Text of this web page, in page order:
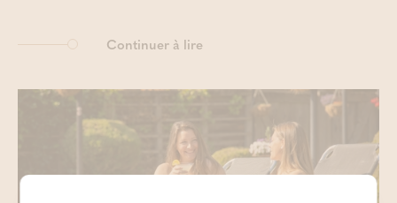
Continuer à lire